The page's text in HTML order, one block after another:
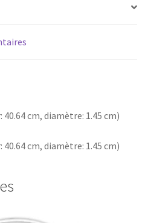
cm, diamètre: 1.45 cm)
cm, diamètre: 1.45 cm)